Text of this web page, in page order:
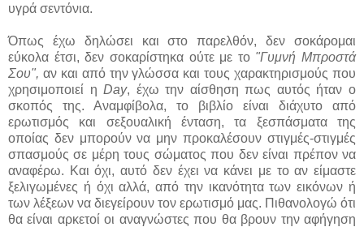
υγρά σεντόνια.
Όπως έχω δηλώσει και στο παρελθόν, δεν σοκάρομαι
εύκολα έτσι, δεν σοκαρίστηκα ούτε με το "Γυμνή Μπροστά
Σου", αν και από την γλώσσα και τους χαρακτηρισμούς που
χρησιμοποιεί ηDay, έχω την αίσθηση πως αυτός ήταν ο
σκοπός της. Αναμφίβολα, το βιβλίο είναι διάχυτο από
ερωτισμός και σεξουαλική ένταση, τα ξεσπάσματα της
οποίας δεν μπορούν να μην προκαλέσουν στιγμές-στιγμές
σπασμούς σε μέρη τους σώματος που δεν είναι πρέπον να
αναφέρω. Και όχι, αυτό δεν έχει να κάνει με το αν είμαστε
ξελιγωμένες ή όχι αλλά, από την ικανότητα των εικόνων ή
των λέξεων να διεγείρουν τον ερωτισμό μας. Πιθανολογώ ότι
θα είναι αρκετοί οι αναγνώστες που θα βρουν την αφήγηση